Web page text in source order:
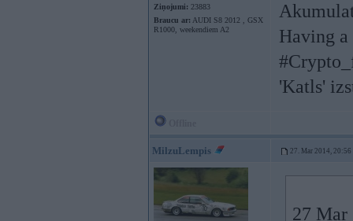
Ziņojumi: 23883
Braucu ar: AUDI S8 2012 , GSX
R1000, weekendiem A2
Having
'Katls'
MilzuLempis 27. Mar 2014, 20:56
27 Mar